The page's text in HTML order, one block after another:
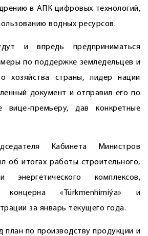
в АПК цифровых технологий,
водных ресурсов.
и впредь предприниматься
по поддержке земледельцев и
хозяйства страны, лидер нации
документ и отправил его по
вице-премьеру, дав конкретные
Кабинета Министров
об итогах работы строительного,
энергетического комплексов,
концерна «Türkmenhimiýa» и
за январь текущего года.
план по производству продукции и